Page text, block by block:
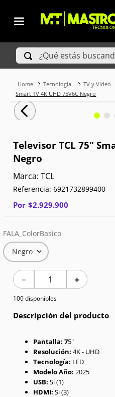
¿Qué estás buscando?
Tecnología TV y Video
Smart TV 4K UHD 75V6C Negro
Televisor TCL 75"
Negro
TCL
Referencia: 6921732899400
Por $2.929.900
FALA_ColorBasico
Negro
＋
－
100 disponibles
Descripción del producto
Pantalla: 75"
Resolución: 4K - UHD
Tecnología: LED
Modelo Año: 2025
USB: Si (1)
HDMI: Si (3)
TÉRMINOS
1.
Iphone
3.
Celulares Samsung
4.
Televisores
5.
Red Magic
7.
Celulares
8.
Iphone 15 Pro Max
9.
Iphone 17
10. Audífonos